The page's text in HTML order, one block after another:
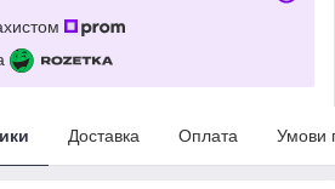
Доставка Оплата Умови